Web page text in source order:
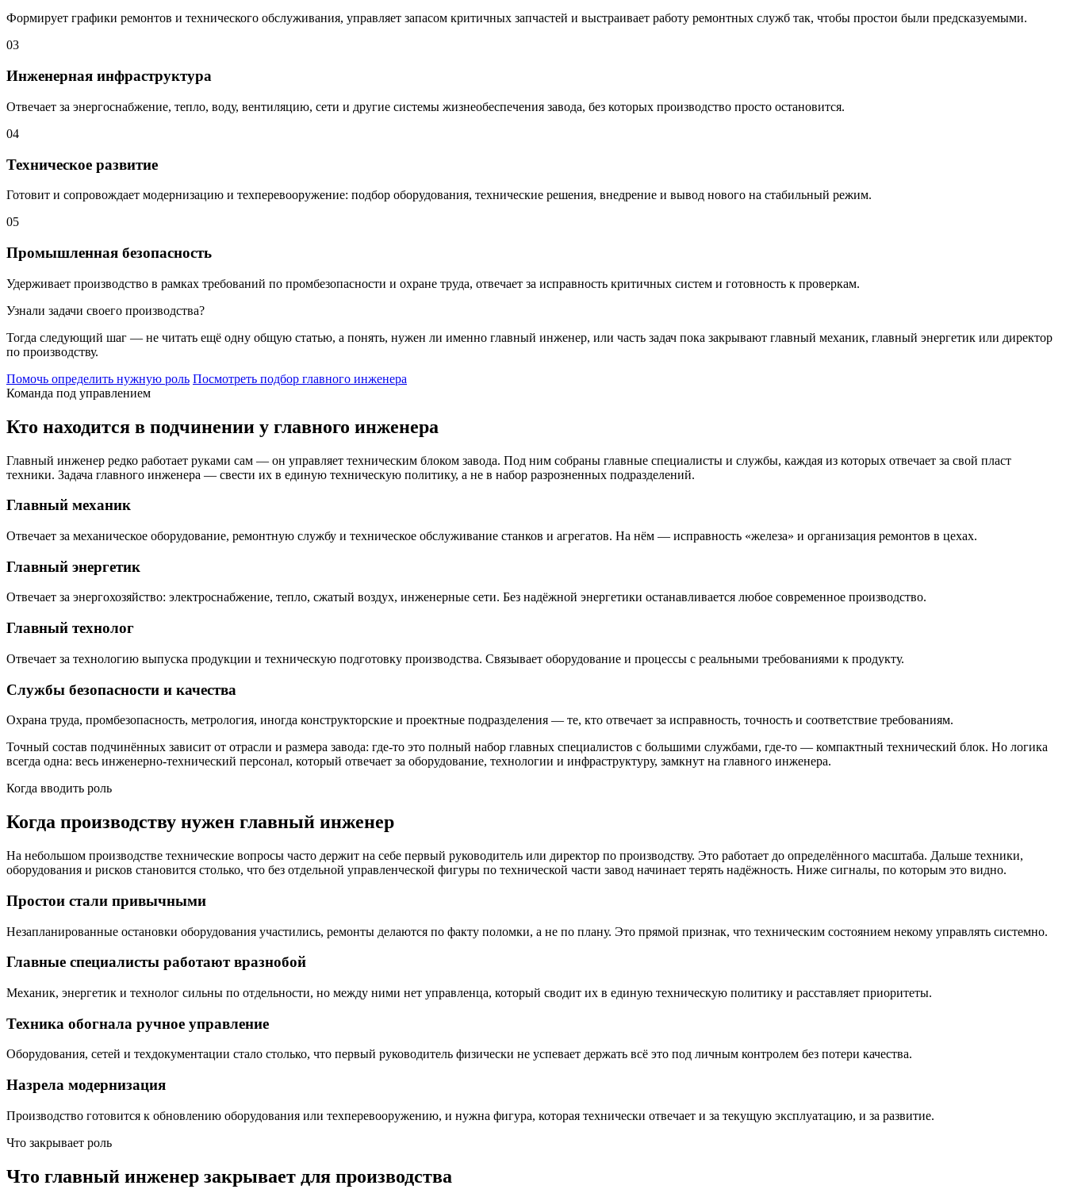
Формирует графики ремонтов и технического обслуживания, управляет запасом критичных запчастей и выстраивает работу ремонтных служб так, чтобы простои были предсказуемыми.
03
Инженерная инфраструктура
Отвечает за энергоснабжение, тепло, воду, вентиляцию, сети и другие системы жизнеобеспечения завода, без которых производство просто остановится.
04
Техническое развитие
Готовит и сопровождает модернизацию и техперевооружение: подбор оборудования, технические решения, внедрение и вывод нового на стабильный режим.
05
Промышленная безопасность
Удерживает производство в рамках требований по промбезопасности и охране труда, отвечает за исправность критичных систем и готовность к проверкам.
Узнали задачи своего производства?
Тогда следующий шаг — не читать ещё одну общую статью, а понять, нужен ли именно главный инженер, или часть задач пока закрывают главный механик, главный энергетик или директор
по производству.
Помочь определить нужную роль Посмотреть подбор главного инженера
Команда под управлением
Кто находится в подчинении у главного инженера
Главный инженер редко работает руками сам — он управляет техническим блоком завода. Под ним собраны главные специалисты и службы, каждая из которых отвечает за свой пласт
техники. Задача главного инженера — свести их в единую техническую политику, а не в набор разрозненных подразделений.
Главный механик
Отвечает за механическое оборудование, ремонтную службу и техническое обслуживание станков и агрегатов. На нём — исправность «железа» и организация ремонтов в цехах.
Главный энергетик
Отвечает за энергохозяйство: электроснабжение, тепло, сжатый воздух, инженерные сети. Без надёжной энергетики останавливается любое современное производство.
Главный технолог
Отвечает за технологию выпуска продукции и техническую подготовку производства. Связывает оборудование и процессы с реальными требованиями к продукту.
Службы безопасности и качества
Охрана труда, промбезопасность, метрология, иногда конструкторские и проектные подразделения — те, кто отвечает за исправность, точность и соответствие требованиям.
Точный состав подчинённых зависит от отрасли и размера завода: где-то это полный набор главных специалистов с большими службами, где-то — компактный технический блок. Но логика
всегда одна: весь инженерно-технический персонал, который отвечает за оборудование, технологии и инфраструктуру, замкнут на главного инженера.
Когда вводить роль
Когда производству нужен главный инженер
На небольшом производстве технические вопросы часто держит на себе первый руководитель или директор по производству. Это работает до определённого масштаба. Дальше техники,
оборудования и рисков становится столько, что без отдельной управленческой фигуры по технической части завод начинает терять надёжность. Ниже сигналы, по которым это видно.
Простои стали привычными
Незапланированные остановки оборудования участились, ремонты делаются по факту поломки, а не по плану. Это прямой признак, что техническим состоянием некому управлять системно.
Главные специалисты работают вразнобой
Механик, энергетик и технолог сильны по отдельности, но между ними нет управленца, который сводит их в единую техническую политику и расставляет приоритеты.
Техника обогнала ручное управление
Оборудования, сетей и техдокументации стало столько, что первый руководитель физически не успевает держать всё это под личным контролем без потери качества.
Назрела модернизация
Производство готовится к обновлению оборудования или техперевооружению, и нужна фигура, которая технически отвечает и за текущую эксплуатацию, и за развитие.
Что закрывает роль
Что главный инженер закрывает для производства